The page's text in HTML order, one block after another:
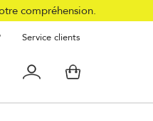
compréhension.
Service clients